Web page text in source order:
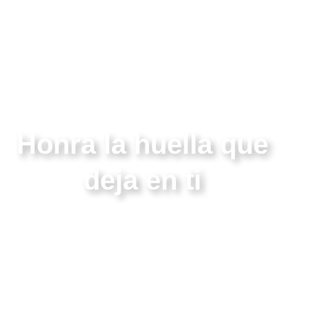
Honra la huella que
deja en ti